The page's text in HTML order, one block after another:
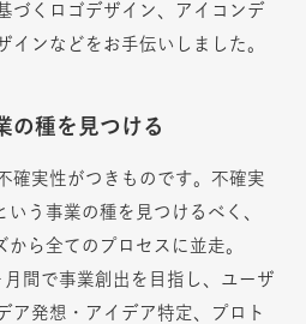
づくロゴデザイン、アイコンデ
インなどをお手伝いしました。
の種を見つける
確実性がつきものです。不確実
う事業の種を見つけるべく、
ら全てのプロセスに並走。
間で事業創出を目指し、ユーザ
ア発想・アイデア特定、プロト